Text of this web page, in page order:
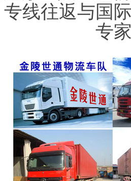
专线往返与国
专家